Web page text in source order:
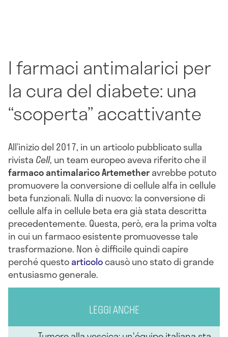
I farmaci antimalarici per
la cura del diabete: una
“scoperta” accattivante
All’inizio del 2017, in un articolo pubblicato sulla
rivista Cell, un team europeo aveva riferito che il
farmaco antimalarico Artemetheravrebbe potuto
promuovere la conversione di cellule alfa in cellule
beta funzionali. Nulla di nuovo: la conversione di
cellule alfa in cellule beta era già stata descritta
precedentemente. Questa, però, era la prima volta
in cui un farmaco esistente promuovesse tale
trasformazione. Non è difficile quindi capire
perché questoarticolocausò uno stato di grande
entusiasmo generale.
LEGGI ANCHE